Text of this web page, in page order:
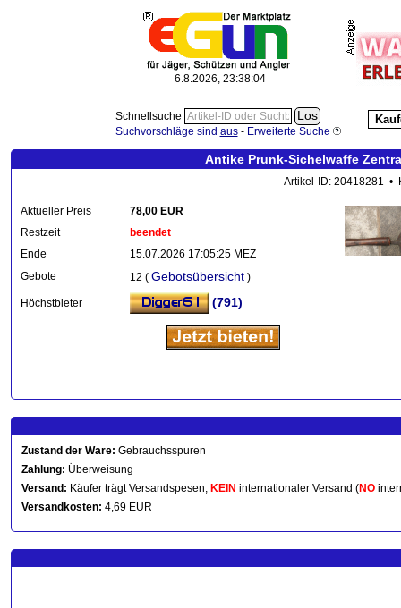
6.8.2026, 23:38:05
Schnellsuche
Suchvorschläge sind aus- Erweiterte Suche
Antike Prunk-Sichelwaffe
Artikel-ID: 20418281 •
Aktueller Preis
78,00 EUR
Restzeit
beendet
Ende
15.07.2026 17:05:25 MEZ
Gebote
12 ( Gebotsübersicht )
Höchstbieter (791)
Zustand der Ware: Gebrauchsspuren
Zahlung: Überweisung
Versand: Käufer trägt Versandspesen, KEIN internationaler Versand (NO
Versandkosten: 4,69 EUR